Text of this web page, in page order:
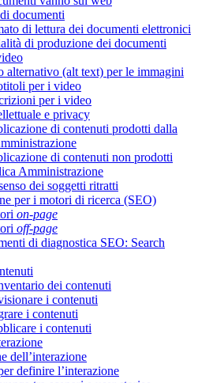
documenti
di lettura dei documenti elettronici
di produzione dei documenti
alternativo (alt text) per le immagini
per i video
per i video
e privacy
di contenuti prodotti dalla
di contenuti non prodotti
Amministrazione
dei soggetti ritratti
per i motori di ricerca (SEO)
on-page
off-page
di diagnostica SEO: Search
dei contenuti
i contenuti
i contenuti
i contenuti
dell’interazione
definire l’interazione